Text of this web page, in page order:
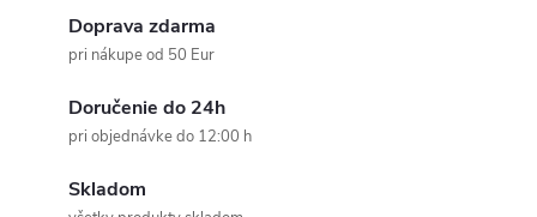
Doprava zdarma
pri nákupe od 50 Eur
Doručenie do 24h
pri objednávke do 12:00 h
Skladom